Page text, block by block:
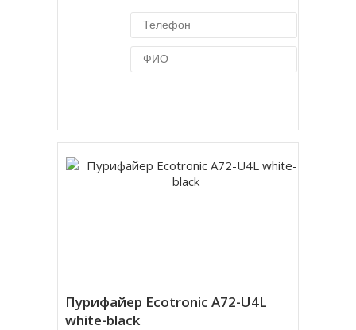
Пурифайер Ecotronic A72-U4L
white-black